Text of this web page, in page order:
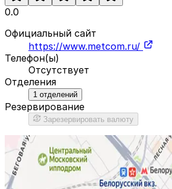
0.0
Официальный сайт
https://www.metcom.ru/
Телефон(ы)
Отсутствует
Отделения
1 отделений
Резервирование
Зарезервировать валюту